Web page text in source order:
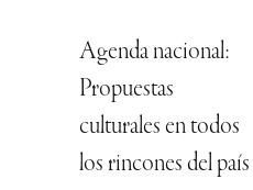
Agenda nacional:
Propuestas
culturales en todos
los rincones del país